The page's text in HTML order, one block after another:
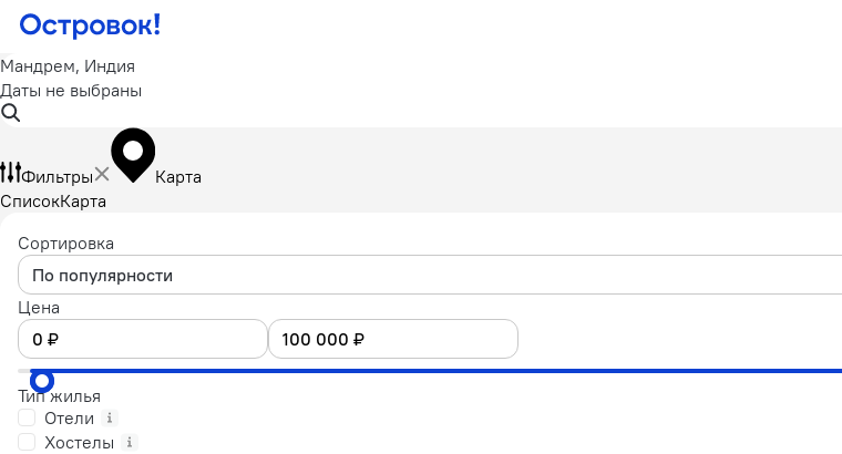
Мандрем, Индия
Даты не выбраны
Фильтры
Карта
СписокКарта
Сортировка
По популярности
Цена
Тип жилья
Отели
Хостелы